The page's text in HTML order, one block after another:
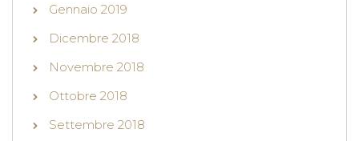
Gennaio 2019
Dicembre 2018
Novembre 2018
Ottobre 2018
Settembre 2018